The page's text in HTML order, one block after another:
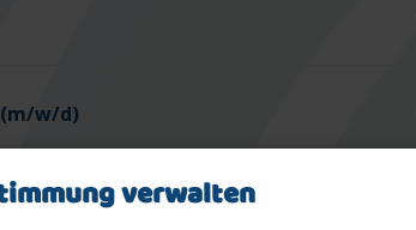
w/d)
verwalten